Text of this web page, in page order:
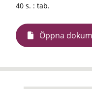
40 s. : tab.
Öppna